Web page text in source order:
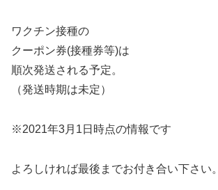
ワクチン接種の
クーポン券(接種券等)は
順次発送される予定。
（発送時期は未定）
※2021年3月1日時点の情報です
よろしければ最後までお付き合い下さい。